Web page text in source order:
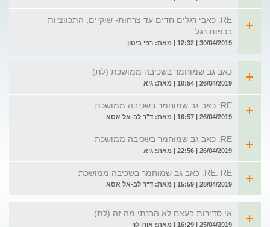
RE: כאבי רגלים חדים עד צרחות- שוקיים, התכווציות
בכפות רגל
30/04/2019 | 12:32 | מאת: רפי ביטון
כאב גב שמוחמר בשכיבה ממושכת (לת)
26/04/2019 | 10:54 | מאת: גיא
RE: כאב גב שמוחמר בשכיבה ממושכת
26/04/2019 | 16:57 | מאת: ד"ר לב-אל אסא
RE: כאב גב שמוחמר בשכיבה ממושכת
26/04/2019 | 22:56 | מאת: גיא
RE: RE: כאב גב שמוחמר בשכיבה ממושכת
28/04/2019 | 15:59 | מאת: ד"ר לב-אל אסא
אי סדירות בעצם לא הבנתי מה זה (לת)
25/04/2019 | 16:29 | מאת: אורן לוי